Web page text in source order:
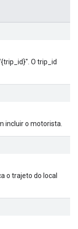
O trip_id
incluir o motorista.
o trajeto do local